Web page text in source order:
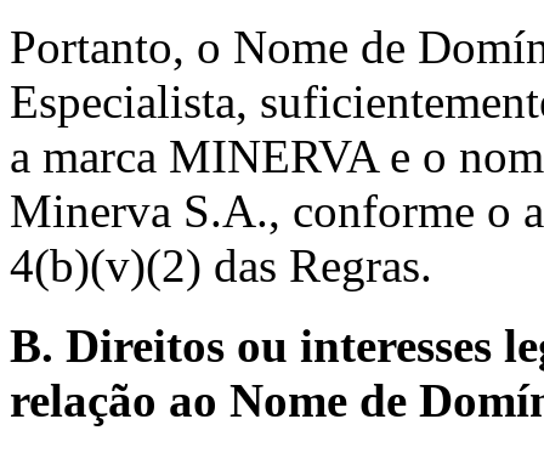
Portanto, o Nome de
Especialista,
a marca MINERVA e o
Minerva S.A., conforme o
4(b)(v)(2) das Regras.
B. Direitos ou interesses
relação ao Nome de